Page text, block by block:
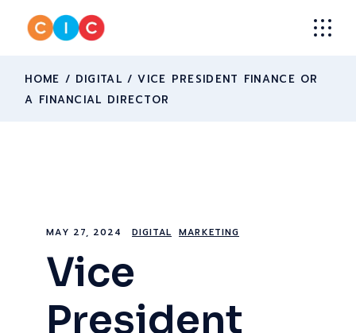
HOME DIGITAL
VICE PRESIDENT FINANCE OR
A FINANCIAL DIRECTOR
MAY 27, 2024 DIGITAL MARKETING
Vice
President